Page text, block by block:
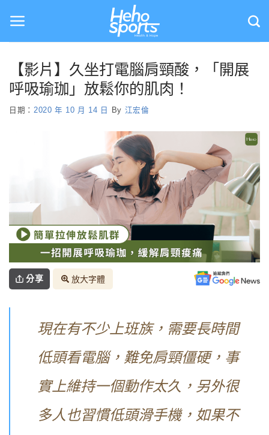
content
【影片】久坐打電腦肩頸酸，「開展
呼吸瑜珈」放鬆你的肌肉！
日期： 2020 年 10 月 14 日 By 江宏倫
分享 放大字體
現在有不少上班族，需要長時間
低頭看電腦，難免肩頸僵硬，事
實上維持一個動作太久，另外很
多人也習慣低頭滑手機，如果不